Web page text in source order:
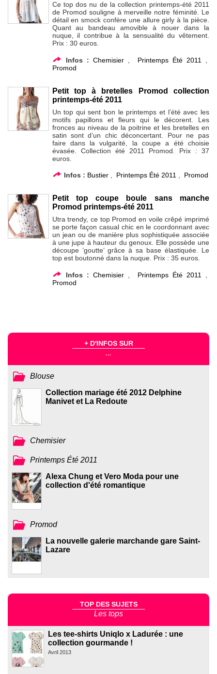
Ce top dos nu de la collection printemps-été 2011
de Promod souligne à merveille notre féminité. Le
détail en smock confère une allure girly à la pièce.
Quant au bandeau amovible à nouer dans la
nuque, il contribue à la sensualité du vêtement.
Prix : 30 euros.
Infos : Chemisier, Printemps Été 2011
Promod
Petit top à bretelles Promod collection
printemps-été 2011
Un top qui sent bon le printemps et l’été avec les
motifs papillons et fleurs qui le décorent. Les
fronces au niveau de la poitrine et les bretelles en
satin sont d’un chic déconcertant. Pour ne pas
faire dans la vulgarité, la coupe a été choisie
évasée. Collection été 2011 Promod. Prix : 37
euros.
Infos : Bustier, Printemps Été 2011 Promod
Petit top coupe boule sans manche
Promod printemps-été 2011
Utra trendy, ce top Promod en voile crêpé imprimé
se porte façon casual chic en le coordonnant avec
un jean ou de manière plus sophistiquée associée
à une jupe à hauteur du genoux. Elle possède une
découpe ’goutte’ grâce à sa base élastiquée. Le
top est boutonné dans la nuque. Prix : 35 euros.
Infos : Chemisier, Printemps Été 2011
Promod
+ D'INFOS SUR
...
Blouse
Collection mariage été 2012 Delphine
Manivet et La Redoute
Chemisier
Printemps Été 2011
Alexa Chung et Vero Moda pour une
collection d'été romantique
Promod
La nouvelle galerie marchande gare Saint-
Lazare
TOP DES SUJETS
Les tops
Les tee-shirts Uniqlo x Ladurée : une
collection gourmande !
Avril 2013